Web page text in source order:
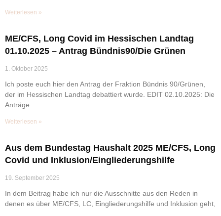
Weiterlesen »
ME/CFS, Long Covid im Hessischen Landtag
01.10.2025 – Antrag Bündnis90/Die Grünen
1. Oktober 2025
Ich poste euch hier den Antrag der Fraktion Bündnis 90/Grünen,
der im Hessischen Landtag debattiert wurde. EDIT 02.10.2025: Die
Anträge
Weiterlesen »
Aus dem Bundestag Haushalt 2025 ME/CFS, Long
Covid und Inklusion/Eingliederungshilfe
19. September 2025
In dem Beitrag habe ich nur die Ausschnitte aus den Reden in
denen es über ME/CFS, LC, Eingliederungshilfe und Inklusion geht,